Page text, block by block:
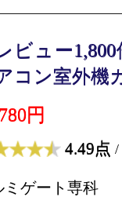
ビュー
コン室外機
円
4.49点 /
ゲート専科